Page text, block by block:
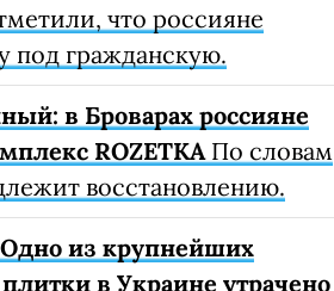
что россияне
под гражданскую.
в Броварах россияне
ROZETKAПо словам
восстановлению.
Одно из крупнейших
в Украине утрачено